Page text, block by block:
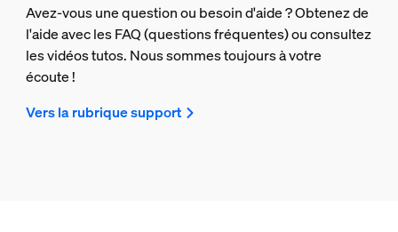
Avez-vous une question ou besoin d'aide ? Obtenez de
l'aide avec les FAQ (questions fréquentes) ou consultez
les vidéos tutos. Nous sommes toujours à votre
écoute !
Vers la rubrique support